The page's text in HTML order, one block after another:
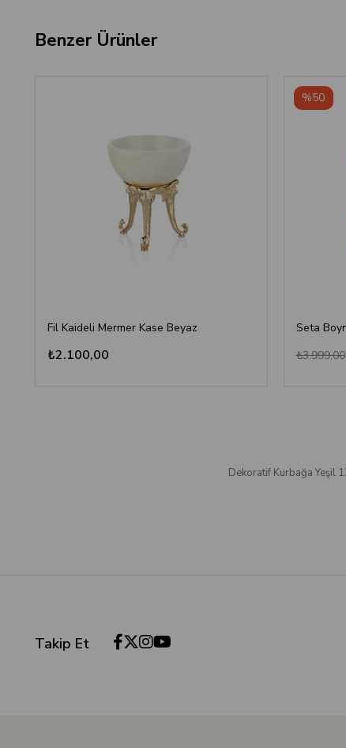
Benzer Ürünler
Fil Kaideli Mermer Kase Beyaz
₺2.100,00
Seta
₺3.999,00
%50
Dekoratif Kurbağa Yeşil
Takip Et